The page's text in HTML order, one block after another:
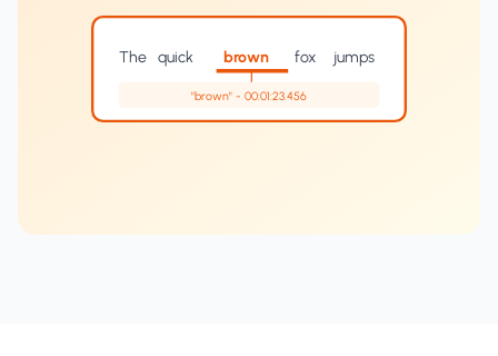
The quick brown fox jumps
"brown" - 00:01:23.456